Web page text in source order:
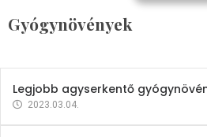
Gyógynövények
Mindent a petrezselyemről
2023.12.21.
Legjobb agyserkentő
2023.03.04.